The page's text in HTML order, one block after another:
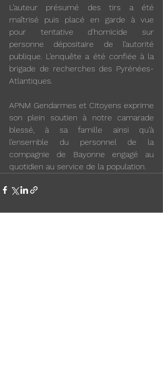
L’auteur présumé des tirs a été
maîtrisé puis placé en garde à vue
pour tentative d’homicide sur
personne dépositaire de l’autorité
publique. L’enquête a été confiée à la
brigade de recherches des Pyrénées-
Atlantiques.
APNM Gendarmes et Citoyens exprime
son plein soutien à notre camarade
blessé, à sa famille ainsi qu’à
l’ensemble du personnel de la
compagnie de Bayonne engagé au
quotidien au service de la population.